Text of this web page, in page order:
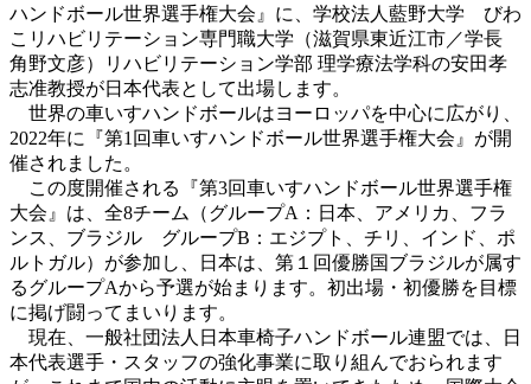
ハンドボール世界選手権大会』に、学校法人藍野大学 びわ
こリハビリテーション専門職大学（滋賀県東近江市／学長
角野文彦）リハビリテーション学部 理学療法学科の安田孝
志准教授が日本代表として出場します。
世界の車いすハンドボールはヨーロッパを中心に広がり、
2022年に『第1回車いすハンドボール世界選手権大会』が開
催されました。
この度開催される『第3回車いすハンドボール世界選手権
大会』は、全8チーム（グループA：日本、アメリカ、フラ
ンス、ブラジル グループB：エジプト、チリ、インド、ポ
ルトガル）が参加し、日本は、第１回優勝国ブラジルが属す
るグループAから予選が始まります。初出場・初優勝を目標
に掲げ闘ってまいります。
現在、 一般社団法人 日本車椅子ハンドボール連盟では、日
本代表選手・スタッフの強化事業に取り組んでおられます